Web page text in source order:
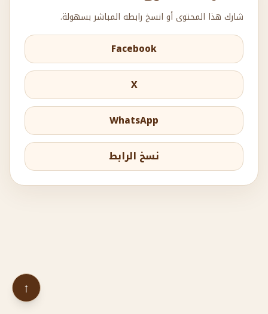
شارك هذا المحتوى أو انسخ رابطه المباشر بسهولة.
Facebook
X
WhatsApp
نسخ الرابط
↑